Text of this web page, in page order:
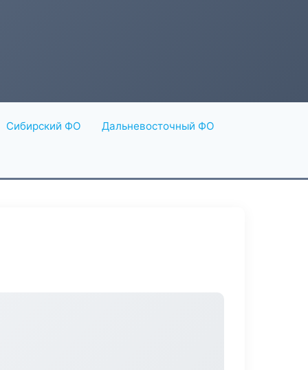
Сибирский ФО Дальневосточный ФО